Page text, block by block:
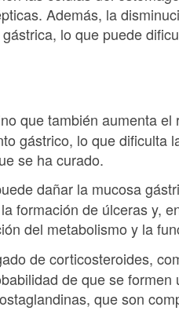
Además, la
lo que puede
que también aumenta el
gástrico, lo que dificulta
se ha curado.
dañar la mucosa
formación de úlceras y,
del metabolismo y la
de corticosteroides,
de que se formen
que son